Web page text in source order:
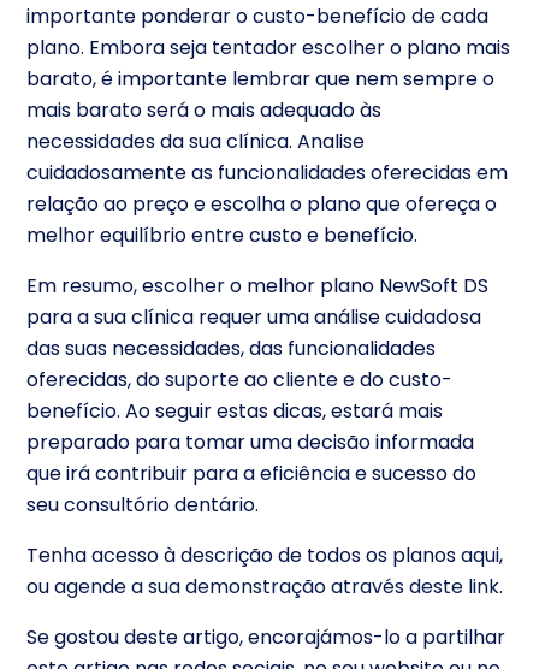
importante ponderar o custo-benefício de cada
plano. Embora seja tentador escolher o plano mais
barato, é importante lembrar que nem sempre o
mais barato será o mais adequado às
necessidades da sua clínica. Analise
cuidadosamente as funcionalidades oferecidas em
relação ao preço e escolha o plano que ofereça o
melhor equilíbrio entre custo e benefício.
Em resumo, escolher o melhor plano NewSoft DS
para a sua clínica requer uma análise cuidadosa
das suas necessidades, das funcionalidades
oferecidas, do suporte ao cliente e do custo-
benefício. Ao seguir estas dicas, estará mais
preparado para tomar uma decisão informada
que irá contribuir para a eficiência e sucesso do
seu consultório dentário.
Tenha acesso à descrição de todos os planosaqui,
ouagende a sua demonstração através deste link.
Se gostou deste artigo, encorajámos-lo a partilhar